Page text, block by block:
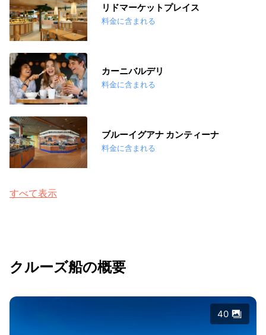
リドマーケットプレイス
料金に含まれる
カーニバルデリ
料金に含まれる
ブルーイグアナ カンティーナ
料金に含まれる
すべて表示
クルーズ船の概要
40